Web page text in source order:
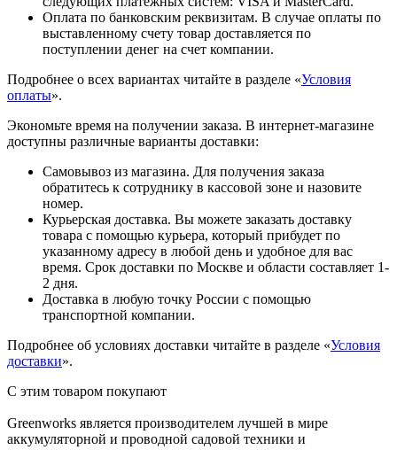
Оплата по банковским реквизитам. В случае оплаты по
выставленному счету товар доставляется по
поступлении денег на счет компании.
Подробнее о всех вариантах читайте в разделе «Условия
оплаты».
Экономьте время на получении заказа. В интернет-магазине
доступны различные варианты доставки:
Самовывоз из магазина. Для получения заказа
обратитесь к сотруднику в кассовой зоне и назовите
номер.
Курьерская доставка. Вы можете заказать доставку
товара с помощью курьера, который прибудет по
указанному адресу в любой день и удобное для вас
время. Срок доставки по Москве и области составляет 1-
2 дня.
Доставка в любую точку России с помощью
транспортной компании.
Подробнее об условиях доставки читайте в разделе «Условия
доставки».
С этим товаром покупают
Greenworks является производителем лучшей в мире
аккумуляторной и проводной садовой техники и